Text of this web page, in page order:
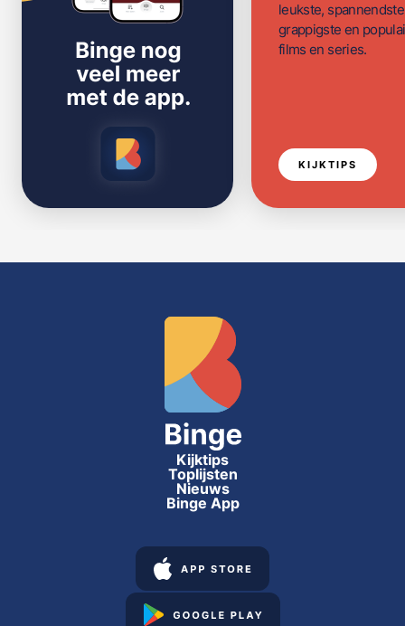
leukste,
grappigste en
films en series.
KIJKTIPS
Kijktips
Toplijsten
Nieuws
Binge App